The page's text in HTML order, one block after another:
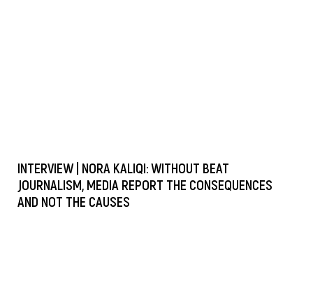
INTERVIEW | NORA KALIQI: WITHOUT BEAT
JOURNALISM, MEDIA REPORT THE CONSEQUENCES
AND NOT THE CAUSES